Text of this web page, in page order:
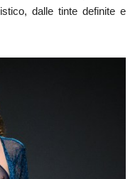
dalle tinte definite e